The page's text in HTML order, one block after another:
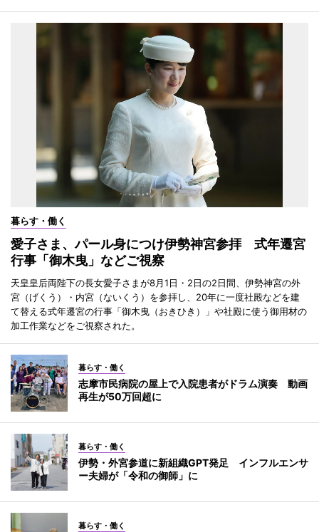
暮らす・働く
愛子さま、パール身につけ伊勢神宮参拝 式年遷宮
行事「御木曳」などご視察
天皇皇后両陛下の長女愛子さまが8月1日・2日の2日間、伊勢神宮の外
宮（げくう）・内宮（ないくう）を参拝し、20年に一度社殿などを建
て替える式年遷宮の行事「御木曳（おきひき）」や社殿に使う御用材の
加工作業などをご視察された。
暮らす・働く
志摩市民病院の屋上で入院患者がドラム演奏 動画
再生が50万回超に
暮らす・働く
伊勢・外宮参道に新組織GPT発足 インフルエンサ
ー夫婦が「令和の御師」に
暮らす・働く